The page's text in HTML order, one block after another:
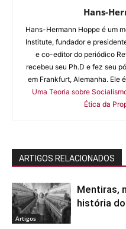
Hans-
Hans-Hermann Hoppe é um
Institute, fundador e
e co-editor do periódico
recebeu seu Ph.D e fez seu
em Frankfurt, Alemanha. Ele
Uma Teoria sobre
Ética da
ARTIGOS RELACIONADOS
Artigos
Mentiras,
história